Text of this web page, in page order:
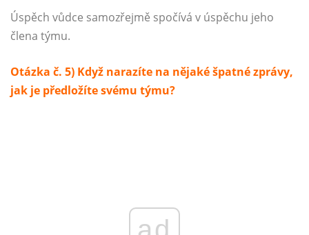
Úspěch vůdce samozřejmě spočívá v úspěchu jeho
člena týmu.
Otázka č. 5) Když narazíte na nějaké špatné zprávy,
jak je předložíte svému týmu?